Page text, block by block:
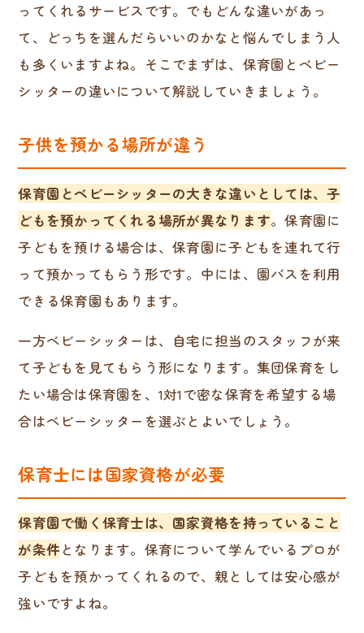
ってくれるサービスです。でもどんな違いがあっ
て、どっちを選んだらいいのかなと悩んでしまう人
も多くいますよね。そこでまずは、保育園とベビー
シッターの違いについて解説していきましょう。
子供を預かる場所が違う
保育園とベビーシッターの大きな違いとしては、子
どもを預かってくれる場所が異なります。保育園に
子どもを預ける場合は、保育園に子どもを連れて行
って預かってもらう形です。中には、園バスを利用
できる保育園もあります。
一方ベビーシッターは、自宅に担当のスタッフが来
て子どもを見てもらう形になります。集団保育をし
たい場合は保育園を、1対1で密な保育を希望する場
合はベビーシッターを選ぶとよいでしょう。
保育士には国家資格が必要
保育園で働く保育士は、国家資格を持っていること
が条件となります。保育について学んでいるプロが
子どもを預かってくれるので、親としては安心感が
強いですよね。